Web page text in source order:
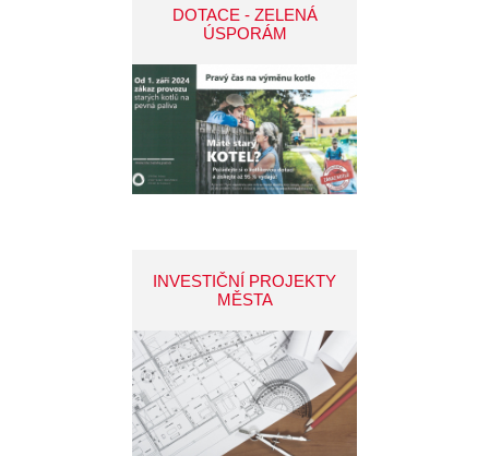
DOTACE - ZELENÁ
ÚSPORÁM
INVESTIČNÍ PROJEKTY
MĚSTA